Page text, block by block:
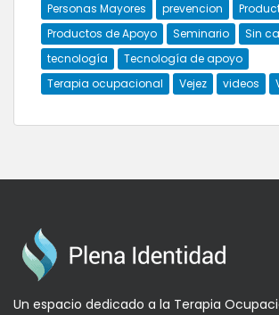
Personas Mayores
prevencion
Productos de Apoyo
Seminario
Sin
tecnología
Tecnología de apoyo
Terapia ocupacional
Vejez videos
Un espacio dedicado a la Terapia